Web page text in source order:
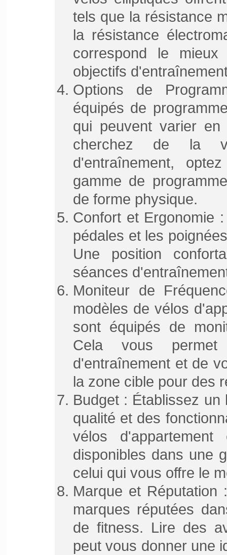
tels que la résistance
la résistance
correspond le
objectifs
Options de
équipés de
qui peuvent varier
cherchez de la
d'entraînement,
gamme de
de forme physique.
Confort et Ergonomie
pédales et les
Une position
séances
Moniteur de
modèles de vélos
sont équipés de
Cela vous
d'entraînement et de
la zone cible pour des
Budget : Établissez
qualité et des
vélos
disponibles dans une
celui qui vous offre le
Marque et
marques réputées
de fitness. Lire des
peut vous donner une